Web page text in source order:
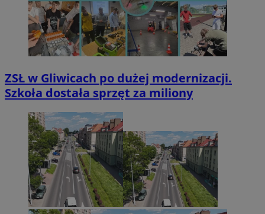
ZSŁ w Gliwicach po dużej modernizacji.
Szkoła dostała sprzęt za miliony